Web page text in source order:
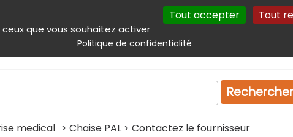
que vous souhaitez activer
Tout accepter Tout
Politique de confidentialité
Autres services Plan du site
Produits & services Emploi Droit
Rechercher
medical > Chaise PAL > Contactez le fournisseur